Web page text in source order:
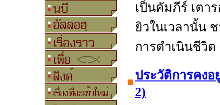
เป็นคัมภีร์ เตา
ยิวในเวลานั้น
การดำเนินชีวิ
ประวัติการคง
2)